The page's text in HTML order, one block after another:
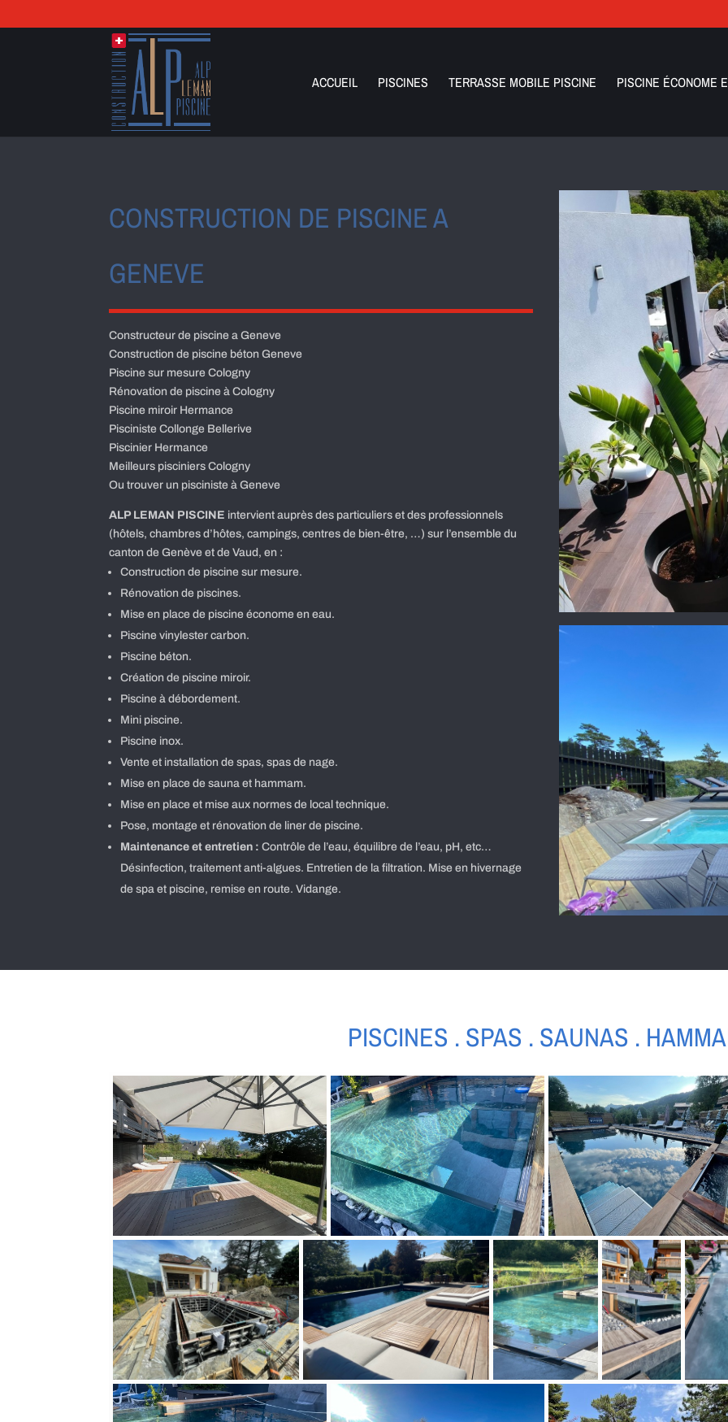
ACCUEIL PISCINES TERRASSE MOBILE PISCINE PISCINE ÉCONOME
CONSTRUCTION DE PISCINE A
GENEVE
Constructeur de piscine a Geneve
Construction de piscine béton Geneve
Piscine sur mesure Cologny
Rénovation de piscine à Cologny
Piscine miroir Hermance
Pisciniste Collonge Bellerive
Piscinier Hermance
Meilleurs pisciniers Cologny
Ou trouver un pisciniste à Geneve
ALP LEMAN PISCINE intervient auprès des particuliers et des professionnels
(hôtels, chambres d’hôtes, campings, centres de bien-être, …) sur l’ensemble du
canton de Genève et de Vaud, en :
Construction de piscine sur mesure.
Rénovation de piscines.
Mise en place de piscine économe en eau.
Piscine vinylester carbon.
Piscine béton.
Création de piscine miroir.
Piscine à débordement.
Mini piscine.
Piscine inox.
Vente et installation de spas, spas de nage.
Mise en place de sauna et hammam.
Mise en place et mise aux normes de local technique.
Pose, montage et rénovation de liner de piscine.
Maintenance et entretien : Contrôle de l’eau, équilibre de l’eau, pH, etc…
Désinfection, traitement anti-algues. Entretien de la filtration. Mise en hivernage
de spa et piscine, remise en route. Vidange.
PISCINES . SPAS . SAUNAS .